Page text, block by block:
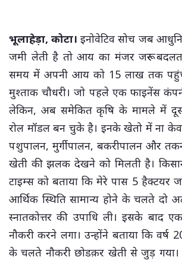
भूलाहेड़ा, कोटा। इनोवेटिव सोच जब
जमी लेती है तो आय का मंजर जरूर
समय में अपनी आय को 15 लाख तक
मुश्ताक चौधरी। जो पहले एक फाइनेंस
लेकिन, अब समेकित कृषि के मामले में
रोल मॉडल बन चुके है। इनके खेतो में ना
पशुपालन, मुर्गीपालन, बकरीपालन और
खेती की झलक देखने को मिलती है।
टाइम्स को बताया कि मेरे पास 5 हैक्टयर
आर्थिक स्थिति सामान्य होने के चलते दो
स्नातकोत्तर की उपाधि ली। इसके बाद
नौकरी करने लगा। उन्होंने बताया कि
के चलते नौकरी छोडक़र खेती से जुड़ गया।